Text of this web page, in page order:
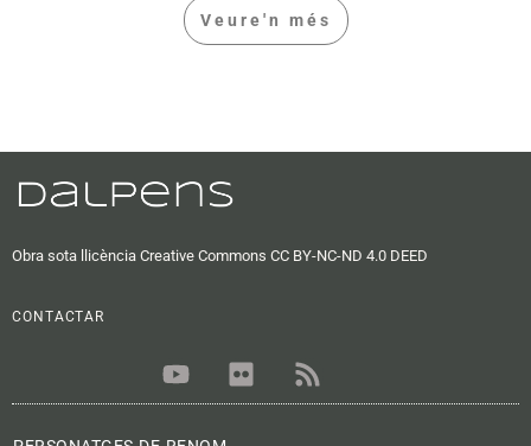
Veure'n més
Obra sota llicència Creative Commons CC BY-NC-ND 4.0 DEED
CONTACTAR
Y
o
F
l
R
s